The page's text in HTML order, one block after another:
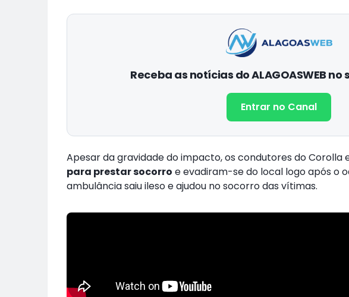
Receba as notícias do ALAGOASWEB
Entrar no Canal
Apesar da gravidade do impacto, os condutores do Corolla
para prestar socorro e evadiram-se do local logo após o
ambulância saiu ileso e ajudou no socorro das vítimas.